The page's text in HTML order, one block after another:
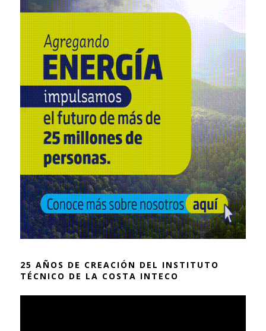
25 AÑOS DE CREACIÓN DEL INSTITUTO
TÉCNICO DE LA COSTA INTECO